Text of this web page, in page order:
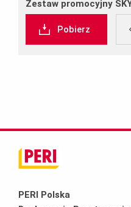
Zestaw promocyjny
Pobierz
PERI Polska